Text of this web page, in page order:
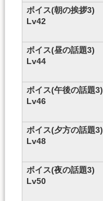
ボイス(朝の挨拶3)
Lv42
ボイス(昼の話題3)
Lv44
ボイス(午後の話題3)
Lv46
ボイス(夕方の話題3)
Lv48
ボイス(夜の話題3)
Lv50